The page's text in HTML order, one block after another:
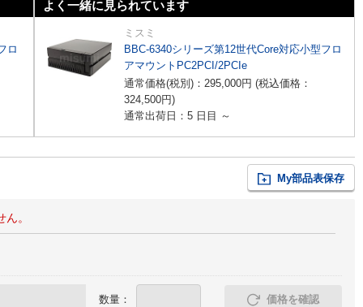
ロ
よく一緒に見られています
ミスミ
BBC-6340シリーズ第12世代Core対応小型フロ
アマウントPC2PCI/2PCIe
通常価格(税別)： 295,000円 (税込価格：
324,500円)
通常出荷日：5 日目 ～
My部品表保存
。
数量： 価格を確認